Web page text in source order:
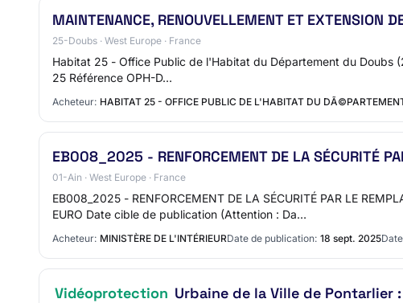
MAINTENANCE, RENOUVELLEMENT ET EXTENSION
25-Doubs · West Europe · France
Habitat 25 - Office Public de l'Habitat du Département du Doubs
25 Référence OPH-D…
Acheteur: HABITAT 25 - OFFICE PUBLIC DE L'HABITAT DU
EB008_2025 - RENFORCEMENT DE LA SÉCURITÉ
01-Ain · West Europe · France
EB008_2025 - RENFORCEMENT DE LA SÉCURITÉ PAR LE
EURO Date cible de publication (Attention : Da…
Acheteur: MINISTÈRE DE L'INTÉRIEURDate de publication: 18 sept. 2025
Vidéoprotection Urbaine de la Ville de